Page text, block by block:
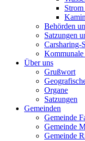
Behörden
Satzungen
Carsharing-
Über uns
Grußwort
Organe
Satzungen
Gemeinden
Gemeinde
Gemeinde
Gemeinde